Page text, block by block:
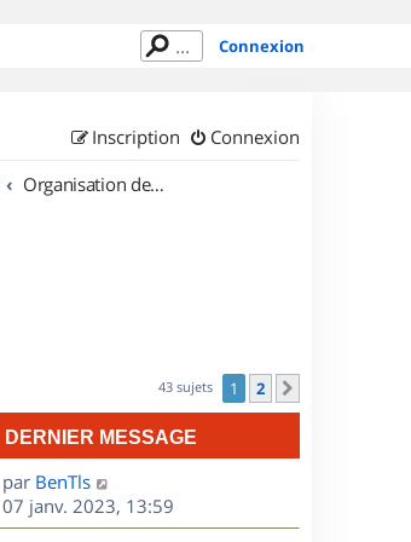
Connexion
Connexion
Inscription
Organisation de sorties en région Midi Pyrénées
43 sujets 1 2
DERNIER MESSAGE
D
e
r
par BenTls
07 janv. 2023, 13:59